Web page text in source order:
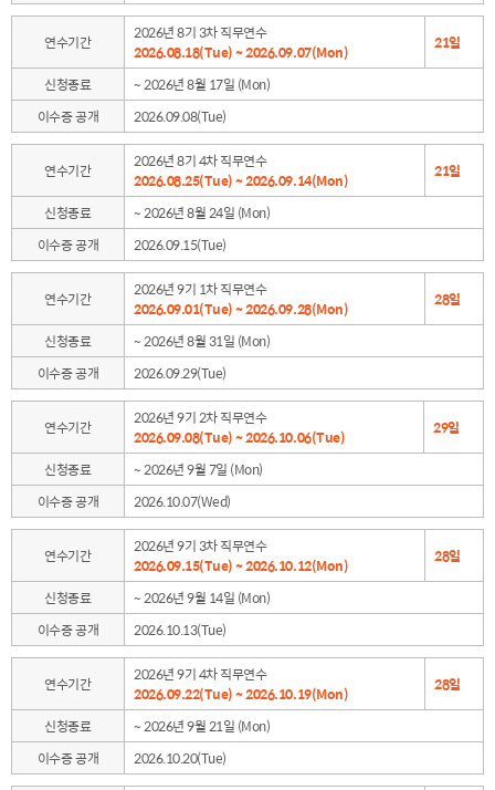
연수기간
2026년 8기 3차 직무연수
2026.08.18(Tue) ~ 2026.09.07(Mon)
21일
신청종료
~ 2026년 8월 17일 (Mon)
이수증 공개
2026.09.08(Tue)
연수기간
2026년 8기 4차 직무연수
2026.08.25(Tue) ~ 2026.09.14(Mon)
21일
신청종료
~ 2026년 8월 24일 (Mon)
이수증 공개
2026.09.15(Tue)
연수기간
2026년 9기 1차 직무연수
2026.09.01(Tue) ~ 2026.09.28(Mon)
28일
신청종료
~ 2026년 8월 31일 (Mon)
이수증 공개
2026.09.29(Tue)
연수기간
2026년 9기 2차 직무연수
2026.09.08(Tue) ~ 2026.10.06(Tue)
29일
신청종료
~ 2026년 9월 7일 (Mon)
이수증 공개
2026.10.07(Wed)
연수기간
2026년 9기 3차 직무연수
2026.09.15(Tue) ~ 2026.10.12(Mon)
28일
신청종료
~ 2026년 9월 14일 (Mon)
이수증 공개
2026.10.13(Tue)
연수기간
2026년 9기 4차 직무연수
2026.09.22(Tue) ~ 2026.10.19(Mon)
28일
신청종료
~ 2026년 9월 21일 (Mon)
이수증 공개
2026.10.20(Tue)